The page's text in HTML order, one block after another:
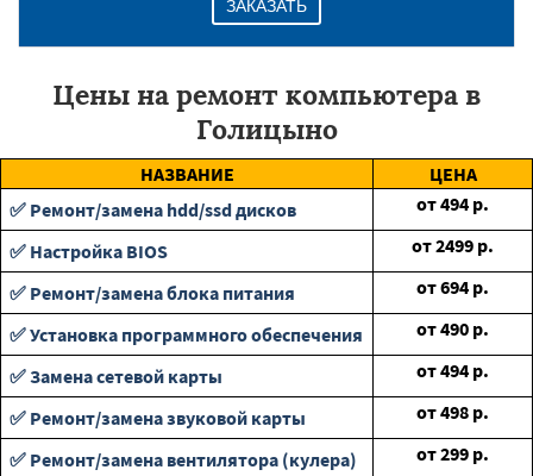
ЗАКАЗАТЬ
Цены на ремонт компьютера в
Голицыно
НАЗВАНИЕ
ЦЕНА
✅ Ремонт/замена hdd/ssd дисков
от494 р.
✅ Настройка BIOS
от2499 р.
✅ Ремонт/замена блока питания
от694 р.
✅ Установка программного обеспечения
от490 р.
✅ Замена сетевой карты
от494 р.
✅ Ремонт/замена звуковой карты
от498 р.
✅ Ремонт/замена вентилятора (кулера)
от299 р.